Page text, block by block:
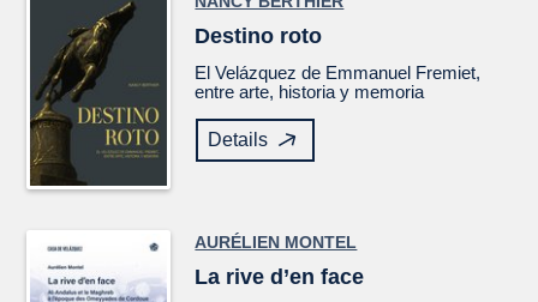
Destino roto
ElVelázquez de Emmanuel Fremiet,
entre arte, historia y memoria
Details
AURÉLIEN MONTEL
La rive d’en face